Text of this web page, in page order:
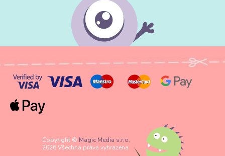
Copyright © Magic Media s.r.o.
2026 Všechna práva vyhrazena